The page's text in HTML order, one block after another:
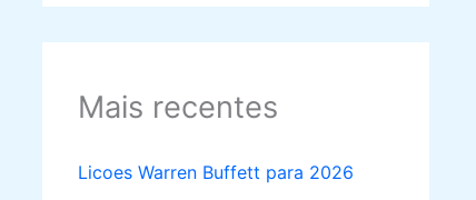
Mais recentes
Licoes Warren Buffett para 2026